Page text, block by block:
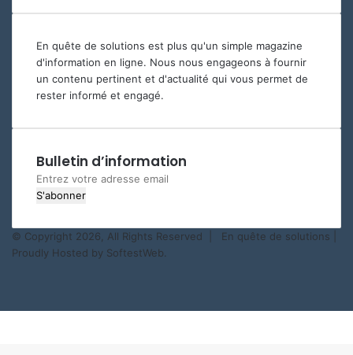
En quête de solutions est plus qu'un simple magazine
d'information en ligne. Nous nous engageons à fournir
un contenu pertinent et d'actualité qui vous permet de
rester informé et engagé.
Bulletin d’information
Entrez
votre
email
© Copyright 2026, All Rights Reserved | En quête de solutions
Proudly Hosted by SoftestWeb.